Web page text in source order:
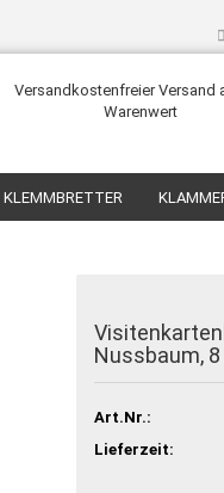
Versandkostenfreier Versand
Warenwert
Nussbaum,
Art.Nr.:
Lieferzeit: